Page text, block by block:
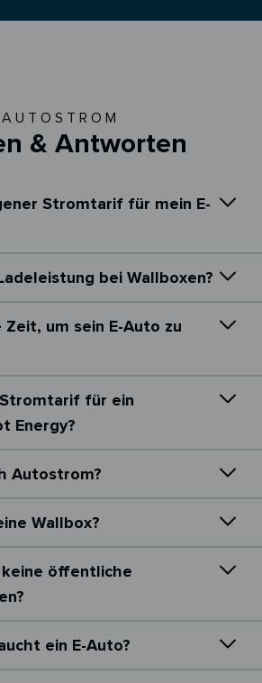
AUTOSTROM
& Antworten
Stromtarif für mein E-
bei Wallboxen?
um sein E-Auto zu
für ein
Energy?
Autostrom?
Wallbox?
öffentliche
ein E-Auto?